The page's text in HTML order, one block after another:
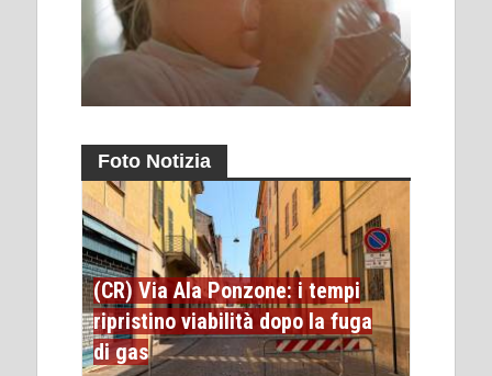
Foto Notizia
(CR) Via Ala Ponzone: i tempi
ripristino viabilità dopo la fuga
di gas